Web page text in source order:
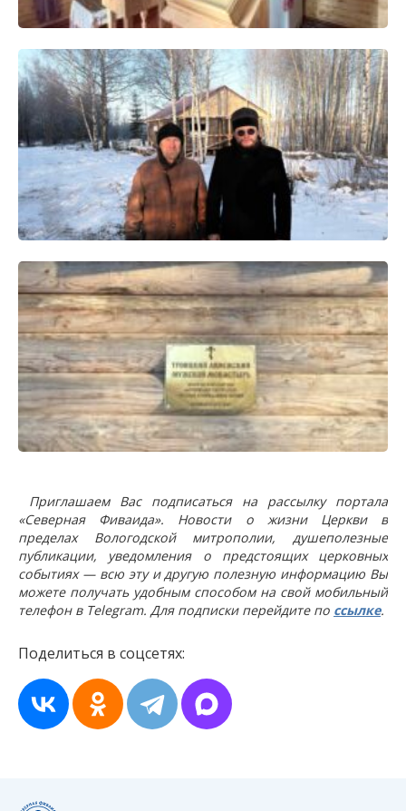
Приглашаем Вас подписаться на рассылку портала
«Северная Фиваида». Новости о жизни Церкви в
пределах Вологодской митрополии, душеполезные
публикации, уведомления о предстоящих церковных
событиях — всю эту и другую полезную информацию Вы
можете получать удобным способом на свой мобильный
телефон в Telegram. Для подписки перейдите по ссылке.
Поделиться в соцсетях: